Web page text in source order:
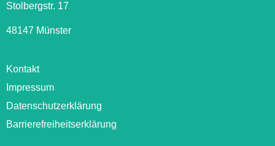
Stolbergstr. 17
48147 Münster
Kontakt
Impressum
Datenschutzerklärung
Barrierefreiheitserklärung